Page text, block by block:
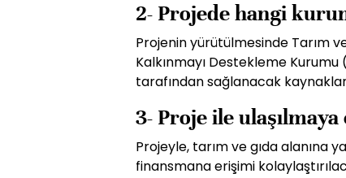
2- Projede hangi
Projenin yürütülmesinde Tarım
Kalkınmayı Destekleme Kurumu
tarafından sağlanacak
3- Proje ile
Projeyle, tarım ve gıda alanına
finansmana erişimi